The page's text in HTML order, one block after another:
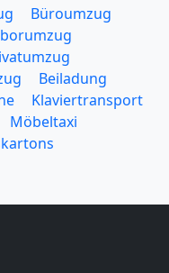
Büroumzug
Beiladung
Klaviertransport
Möbeltaxi